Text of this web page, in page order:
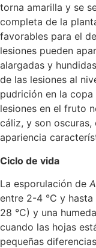
torna amarilla y se
completa de la
favorables para el
lesiones pueden
alargadas y
de las lesiones al
pudrición en la
lesiones en el fruto
cáliz, y son oscuras,
apariencia
Ciclo de vida
La esporulación de
entre 2-4 °C y
28 °C) y una
cuando las hojas
pequeñas